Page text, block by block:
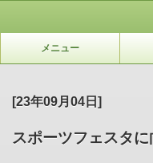
メニュー
[23年09月04日]
スポーツフェスタに